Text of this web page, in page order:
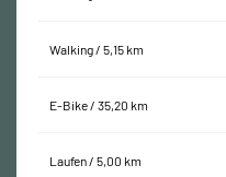
Walking / 5,15 km
E-Bike / 35,20 km
Laufen / 5,00 km